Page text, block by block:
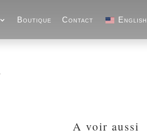
Boutique Contact English
A voir aussi